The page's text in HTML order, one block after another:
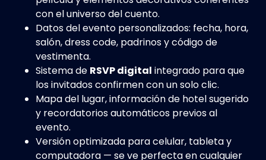
con el universo del cuento.
Datos del evento personalizados: fecha, hora,
salón, dress code, padrinos y código de
vestimenta.
Sistema de RSVP digital integrado para que
los invitados confirmen con un solo clic.
Mapa del lugar, información de hotel sugerido
y recordatorios automáticos previos al
evento.
Versión optimizada para celular, tableta y
computadora — se ve perfecta en cualquier